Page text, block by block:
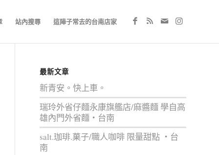
站內搜尋 這陣子常去的台南店家
最新文章
新青安。快上車。
瑞玲外省仔麵永康旗艦店/麻醬麵 學自高
雄內門外省麵‧台南
salt.珈琲.菓子/職人咖啡 限量甜點 ‧台
南